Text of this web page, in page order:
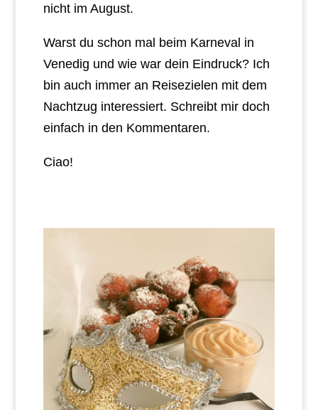
nicht im August.
Warst du schon mal beim Karneval in
Venedig und wie war dein Eindruck? Ich
bin auch immer an Reisezielen mit dem
Nachtzug interessiert. Schreibt mir doch
einfach in den Kommentaren.
Ciao!